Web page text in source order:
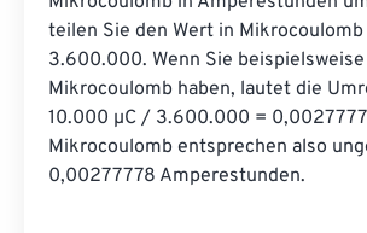
teilen Sie den Wert in
3.600.000. Wenn Sie
Mikrocoulomb haben, lautet die
10.000 µC / 3.600.000 =
Mikrocoulomb entsprechen also
0,00277778 Amperestunden.